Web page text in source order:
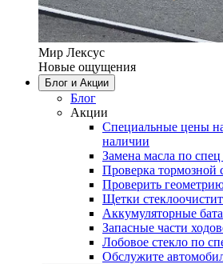
Мир Лексус
Новые ощущения
Блог и Акции
Блог
Акции
Специальные цены
наличии
Замена масла по
Проверка тормозной
Проверить
Щетки
Аккумуляторные
Запасные части
Лобовое стекло по
Обслужите